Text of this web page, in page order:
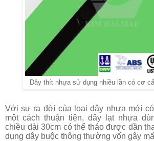
Dây thít nhựa sử dụng nhiều lần có cơ
Với sự ra đời của loại dây nhựa mới
một cách thuận tiện, dây lạt nhựa
chiều dài 30cm có thể tháo được dần
dụng dây buộc thông thường vốn gây